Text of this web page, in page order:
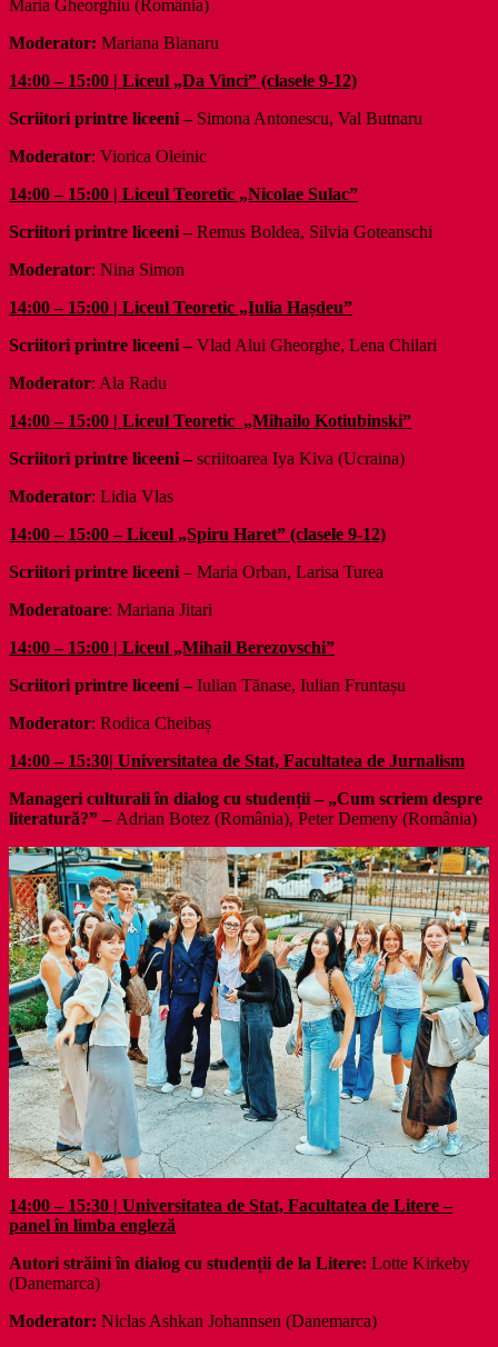
Maria Gheorghiu (România)
Moderator: Mariana Blanaru
14:00 – 15:00 | Liceul „Da Vinci” (clasele 9-12)
Scriitori printre liceeni – Simona Antonescu, Val Butnaru
Moderator: Viorica Oleinic
14:00 – 15:00 | Liceul Teoretic „Nicolae Sulac”
Scriitori printre liceeni – Remus Boldea, Silvia Goteanschi
Moderator: Nina Simon
14:00 – 15:00 | Liceul Teoretic „Iulia Hașdeu”
Scriitori printre liceeni – Vlad Alui Gheorghe, Lena Chilari
Moderator: Ala Radu
14:00 – 15:00 | Liceul Teoretic „Mihailo Kotiubinski”
Scriitori printre liceeni – scriitoarea Iya Kiva (Ucraina)
Moderator: Lidia Vlas
14:00 – 15:00 – Liceul „Spiru Haret” (clasele 9-12)
Scriitori printre liceeni – Maria Orban, Larisa Turea
Moderatoare: Mariana Jitari
14:00 – 15:00 | Liceul „Mihail Berezovschi”
Scriitori printre liceeni – Iulian Tănase, Iulian Fruntașu
Moderator: Rodica Cheibaș
14:00 – 15:30| Universitatea de Stat, Facultatea de Jurnalism
Manageri culturali în dialog cu studenții – „Cum scriem despre
literatură?” – Adrian Botez (România), Peter Demeny (România)
14:00 – 15:30 | Universitatea de Stat, Facultatea de Litere –
panel în limba engleză
Autori străini în dialog cu studenții de la Litere: Lotte Kirkeby
(Danemarca)
Moderator: Niclas Ashkan Johannsen (Danemarca)